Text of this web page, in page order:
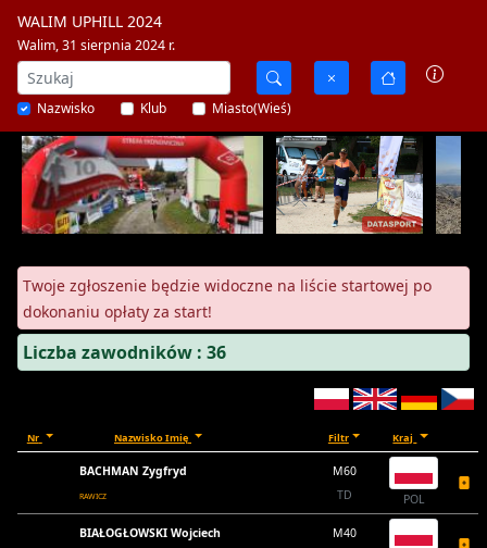
WALIM UPHILL 2024
Walim, 31 sierpnia 2024 r.
Nazwisko Klub Miasto(Wieś)
Twoje zgłoszenie będzie widoczne na liście startowej po
dokonaniu opłaty za start!
Liczba zawodników : 36
Nr Nazwisko Imię Filtr Kraj
BACHMAN Zygfryd
RAWICZ
M60
TD
POL
BIAŁOGŁOWSKI Wojciech
M40